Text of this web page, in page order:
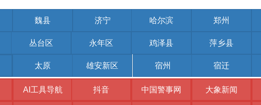
太原 雄安新区 宿州 宿迁
丛台区 永年区 鸡泽县 萍乡县
魏县 济宁 哈尔滨 郑州
AI工具导航 抖音 中国警事网 大象新闻